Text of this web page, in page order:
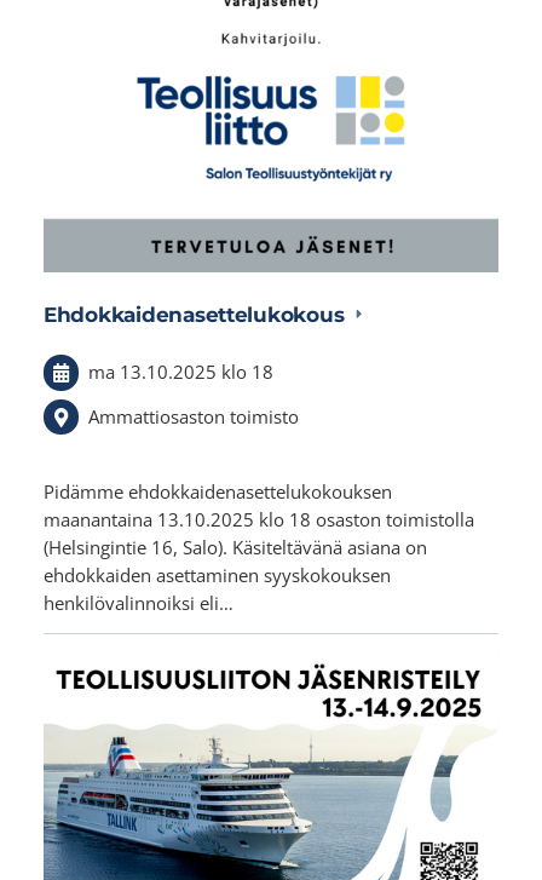
Ehdokkaidenasettelukokous
ma 13.10.2025 klo 18
Ammattiosaston toimisto
Pidämme ehdokkaidenasettelukokouksen
maanantaina 13.10.2025 klo 18 osaston toimistolla
(Helsingintie 16, Salo). Käsiteltävänä asiana on
ehdokkaiden asettaminen syyskokouksen
henkilövalinnoiksi eli…